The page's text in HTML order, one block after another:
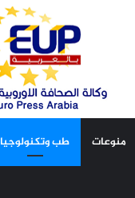
منوعات طب وتكنولوجيا